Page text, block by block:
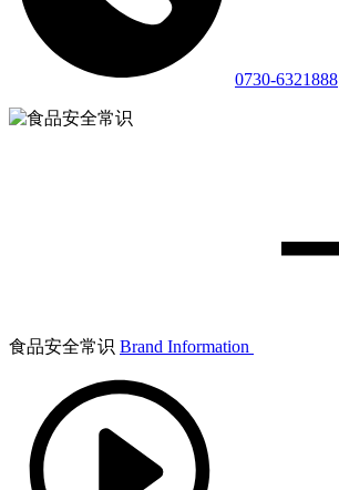
0730-6321888
食品安全常识 Brand Information